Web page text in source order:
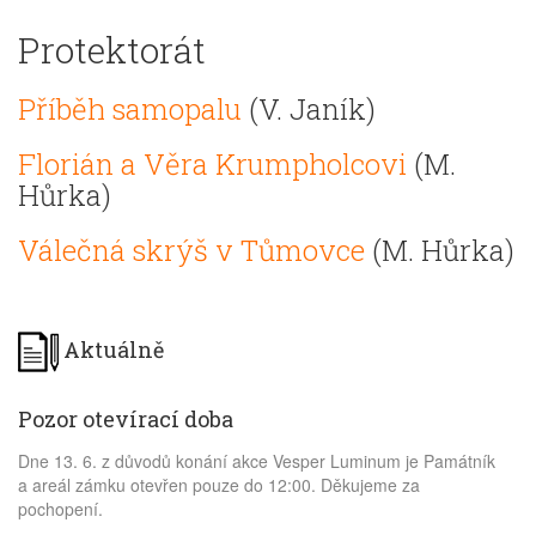
Protektorát
Příběh samopalu (V. Janík)
Florián a Věra Krumpholcovi (M.
Hůrka)
Válečná skrýš v Tůmovce (M. Hůrka)
Aktuálně
Pozor otevírací doba
Dne 13. 6. z důvodů konání akce Vesper Luminum je Památník
a areál zámku otevřen pouze do 12:00. Děkujeme za
pochopení.